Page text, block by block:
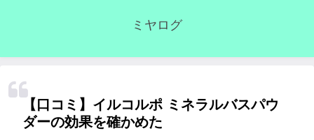
ミヤログ
【口コミ】イルコルポ ミネラルバスパウ
ダーの効果を確かめた